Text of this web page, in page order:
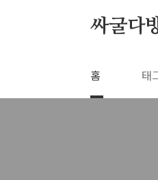
싸굴다
홈 태